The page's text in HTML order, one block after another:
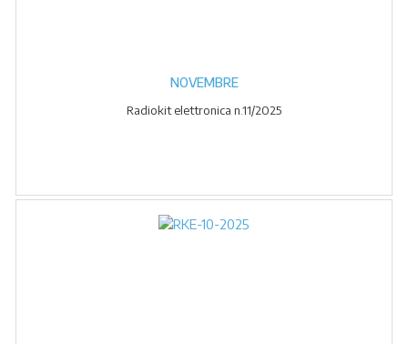
NOVEMBRE
Radiokit elettronica n.11/2025